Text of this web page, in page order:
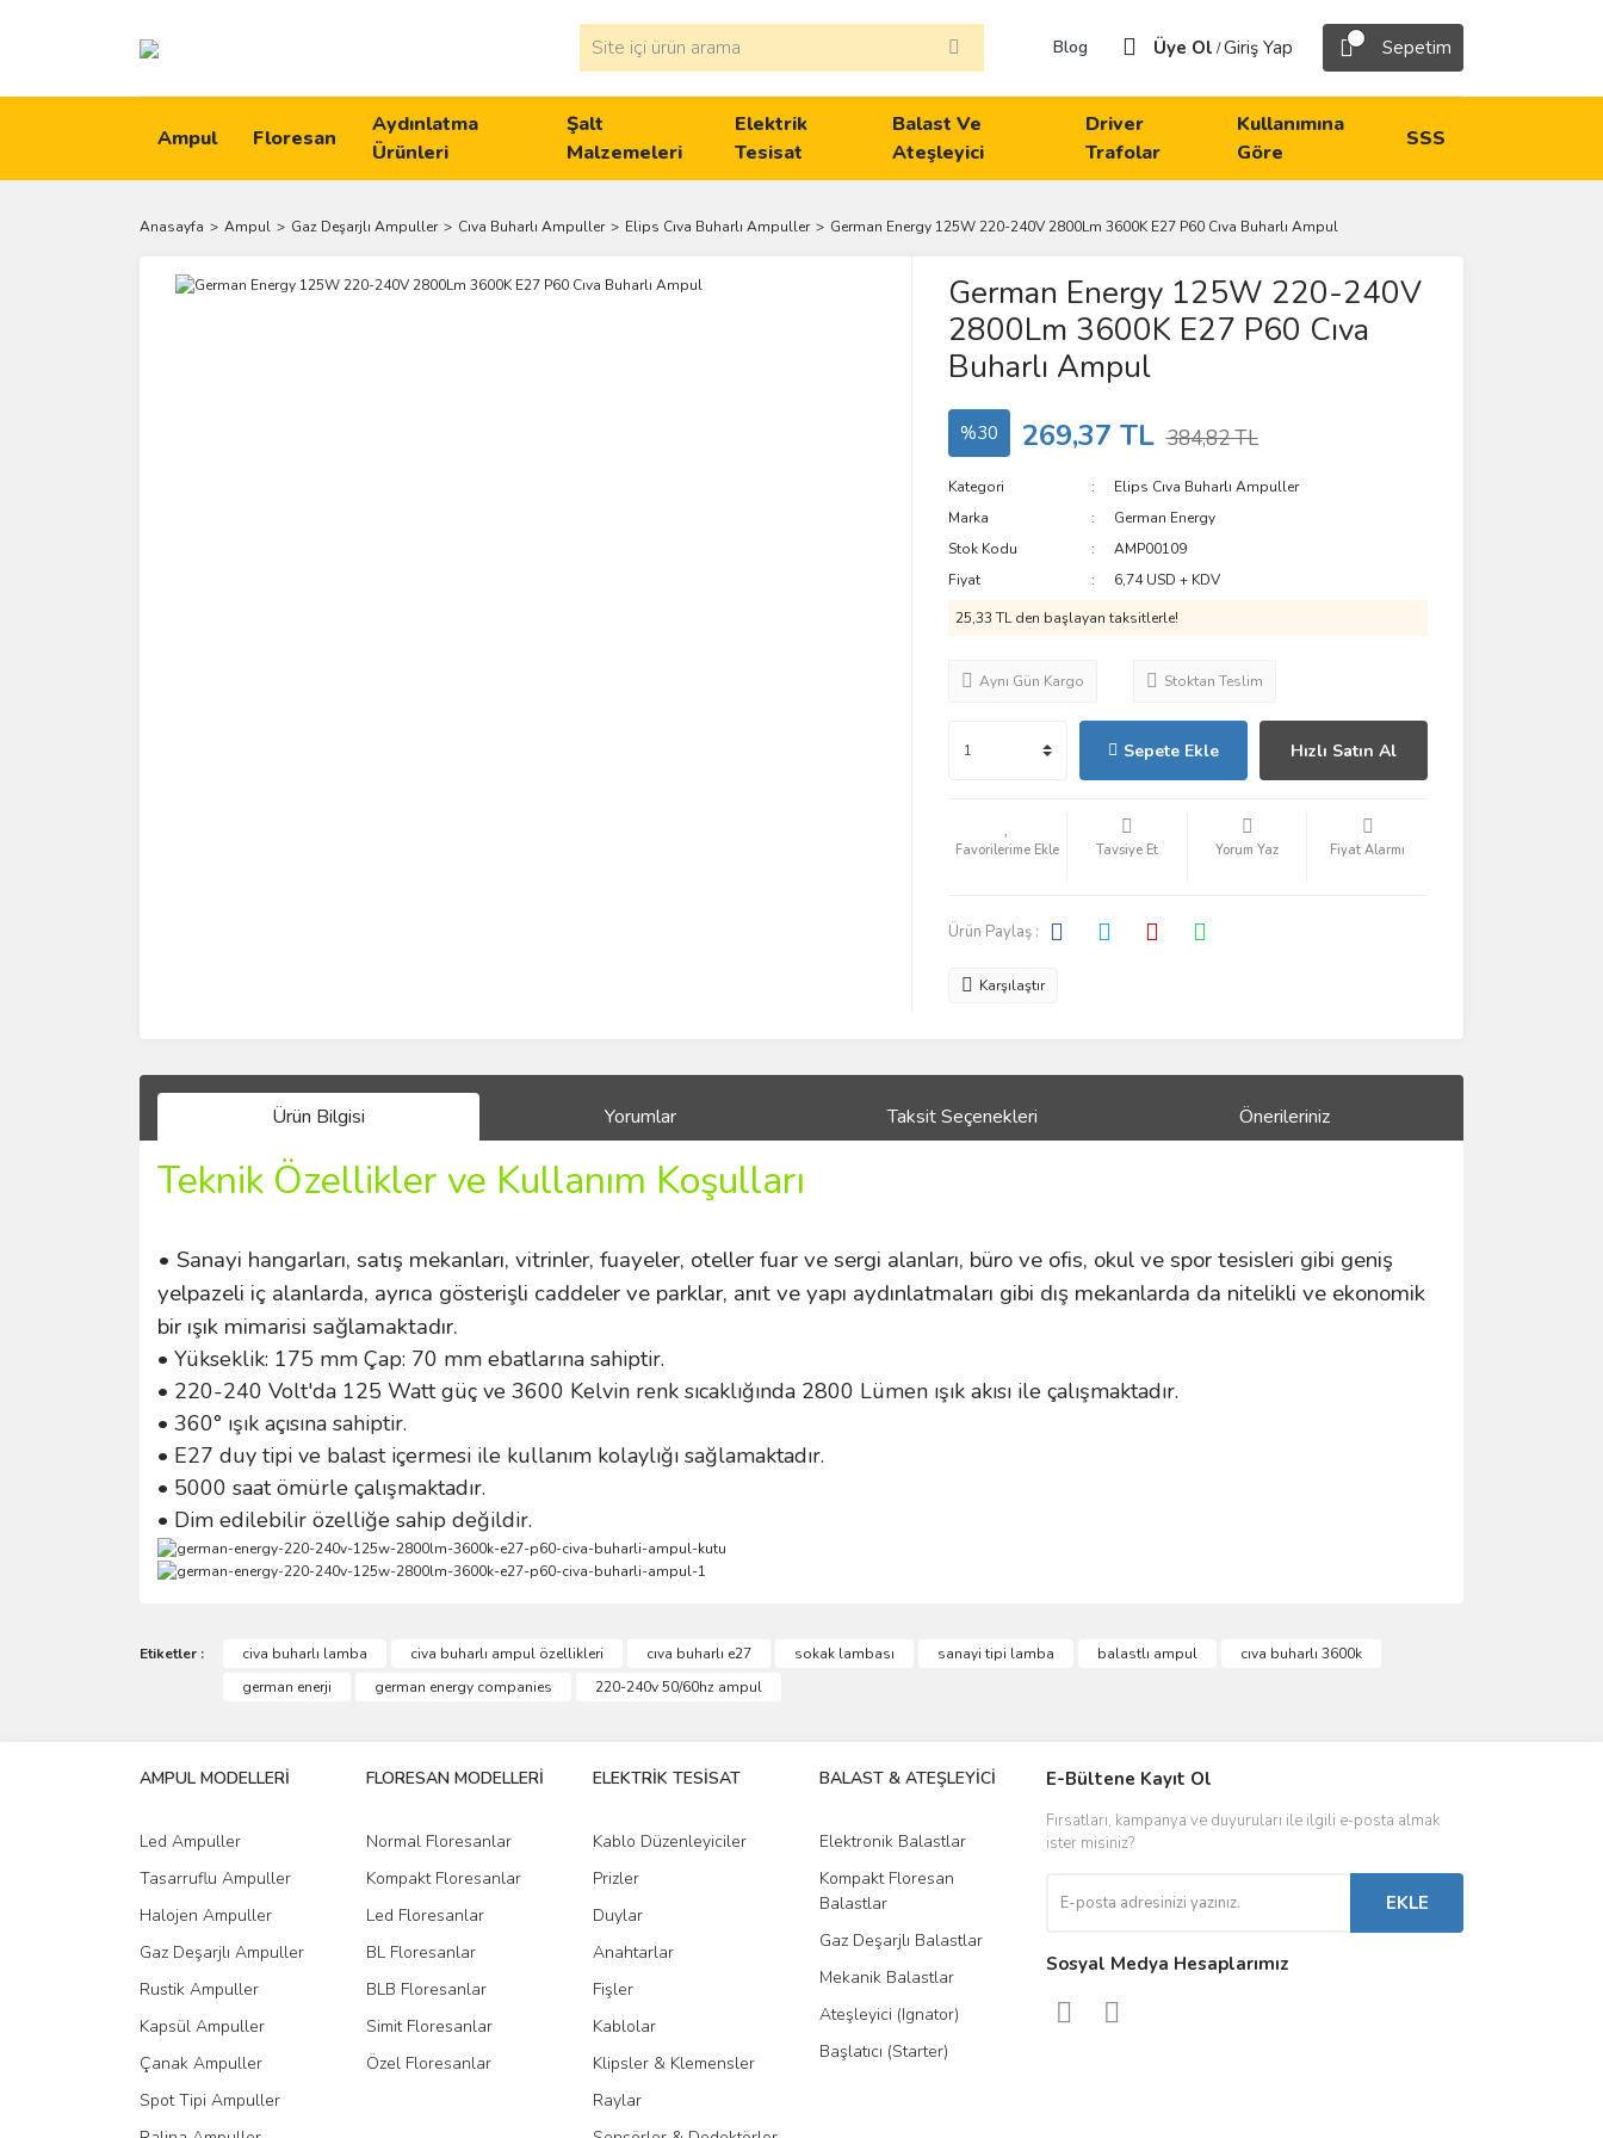
Blog Üye Ol /Giriş Yap Sepetim
Ampul Floresan
Aydınlatma
Ürünleri
Şalt
Malzemeleri
Elektrik
Tesisat
Balast Ve
Ateşleyici
Driver
Trafolar
Kullanımına
Göre
SSS
Anasayfa Ampul Gaz Deşarjlı Ampuller Cıva Buharlı Ampuller Elips Cıva Buharlı Ampuller German Energy 125W 220-240V 2800Lm 3600K E27 P60 Cıva Buharlı Ampul
German Energy 125W 220-240V
2800Lm 3600K E27 P60 Cıva
Buharlı Ampul
%30 269,37 TL 384,82 TL
Kategori
Elips Cıva Buharlı Ampuller
Marka
German Energy
Stok Kodu
AMP00109
Fiyat
6,74 USD + KDV
25,33 TL den başlayan taksitlerle!
Aynı Gün Kargo Stoktan Teslim
Sepete Ekle Hızlı Satın Al
Tavsiye Et Yorum Yaz Fiyat Alarmı
Ürün Paylaş :
Karşılaştır
Ürün Bilgisi Yorumlar Taksit Seçenekleri Önerileriniz
Teknik Özellikler ve Kullanım Koşulları
• Sanayi hangarları, satış mekanları, vitrinler, fuayeler, oteller fuar ve sergi alanları, büro ve ofis, okul ve spor tesisleri gibi geniş
yelpazeli iç alanlarda, ayrıca gösterişli caddeler ve parklar, anıt ve yapı aydınlatmaları gibi dış mekanlarda da nitelikli ve ekonomik
bir ışık mimarisi sağlamaktadır.
• Yükseklik: 175 mm Çap: 70 mm ebatlarına sahiptir.
• 220-240 Volt'da 125 Watt güç ve 3600 Kelvin renk sıcaklığında 2800 Lümen ışık akısı ile çalışmaktadır.
• 360° ışık açısına sahiptir.
• E27 duy tipi ve balast içermesi ile kullanım kolaylığı sağlamaktadır.
• 5000 saat ömürle çalışmaktadır.
• Dim edilebilir özelliğe sahip değildir.
Görüş ve önerileriniz için teşekkür ederiz.
Ürün bilgilerinde hatalar bulunuyor.
Bu ürüne benzer farklı alternatifler olmalı.
Gönder
Etiketler : civa buharlı lamba civa buharlı ampul özellikleri cıva buharlı e27 sokak lambası sanayi tipi lamba balastlı ampul
cıva buharlı 3600k
german enerji
german energy companies 220-240v 50/60hz ampul
AMPUL MODELLERİ
Led Ampuller
Tasarruflu Ampuller
Halojen Ampuller
Gaz Deşarjlı Ampuller
Rustik Ampuller
Kapsül Ampuller
Çanak Ampuller
Spot Tipi Ampuller
FLORESAN MODELLERİ
Normal Floresanlar
Kompakt Floresanlar
Led Floresanlar
BL Floresanlar
BLB Floresanlar
Simit Floresanlar
Özel Floresanlar
ELEKTRİK TESİSAT
Kablo Düzenleyiciler
Prizler
Duylar
Anahtarlar
Fişler
Kablolar
Klipsler & Klemensler
Raylar
BALAST & ATEŞLEYİCİ
Elektronik Balastlar
Kompakt Floresan
Balastlar
Gaz Deşarjlı Balastlar
Mekanik Balastlar
Ateşleyici (Ignator)
Başlatıcı (Starter)
DRIVER & TRAFO
Led Driverlar
Kontaktörler
Sigorta & Otomatlar
E-Bültene Kayıt Ol
Fırsatları, kampanya ve duyuruları ile ilgili e-posta almak
ister misiniz?
EKLE
Sosyal Medya Hesaplarımız